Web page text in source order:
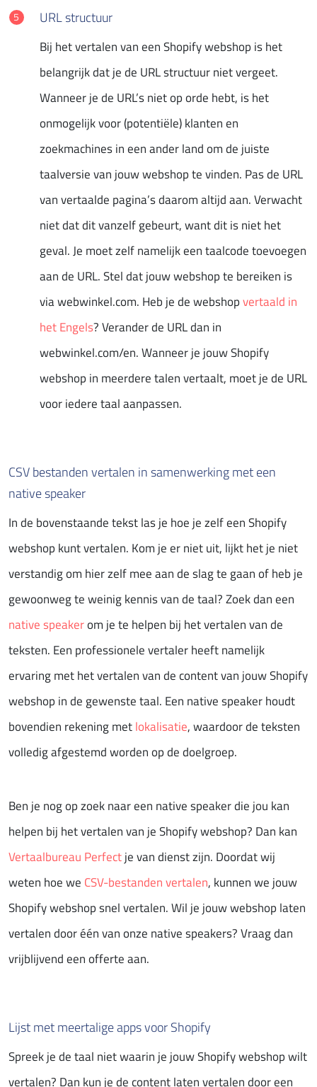
URL structuur
Bij het vertalen van een Shopify webshop is het
belangrijk dat je de URL structuur niet vergeet.
Wanneer je de URL’s niet op orde hebt, is het
onmogelijk voor (potentiële) klanten en
zoekmachines in een ander land om de juiste
taalversie van jouw webshop te vinden. Pas de URL
van vertaalde pagina’s daarom altijd aan. Verwacht
niet dat dit vanzelf gebeurt, want dit is niet het
geval. Je moet zelf namelijk een taalcode toevoegen
aan de URL. Stel dat jouw webshop te bereiken is
via webwinkel.com. Heb je de webshopvertaald in
het Engels? Verander de URL dan in
webwinkel.com/en. Wanneer je jouw Shopify
webshop in meerdere talen vertaalt, moet je de URL
voor iedere taal aanpassen.
CSV bestanden vertalen in samenwerking met een
native speaker
In de bovenstaande tekst las je hoe je zelf een Shopify
webshop kunt vertalen. Kom je er niet uit, lijkt het je niet
verstandig om hier zelf mee aan de slag te gaan of heb je
gewoonweg te weinig kennis van de taal? Zoek dan een
native speakerom je te helpen bij het vertalen van de
teksten. Een professionele vertaler heeft namelijk
ervaring met het vertalen van de content van jouw Shopify
webshop in de gewenste taal. Een native speaker houdt
bovendien rekening metlokalisatie, waardoor de teksten
volledig afgestemd worden op de doelgroep.
Ben je nog op zoek naar een native speaker die jou kan
helpen bij het vertalen van je Shopify webshop? Dan kan
Vertaalbureau Perfectje van dienst zijn. Doordat wij
weten hoe we CSV-bestanden vertalen, kunnen we jouw
Shopify webshop snel vertalen. Wil je jouw webshop laten
vertalen door één van onze native speakers? Vraag dan
vrijblijvend een offerte aan.
Lijst met meertalige apps voor Shopify
Spreek je de taal niet waarin je jouw Shopify webshop wilt
vertalen? Dan kun je de content laten vertalen door een